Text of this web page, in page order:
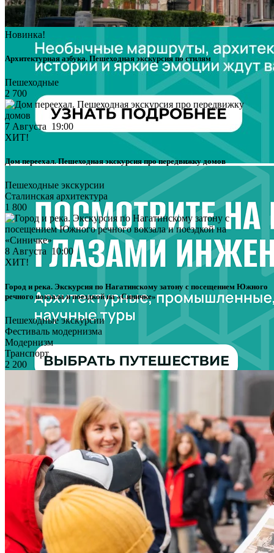
Новинка!
Архитектурная азбука. Пешеходная экскурсия по стилям
Пешеходные
2 700
7 Августа 19:00
ХИТ!
Дом переехал. Пешеходная экскурсия про передвижку домов
Пешеходные экскурсии
Сталинская архитектура
1 800
8 Августа 10:00
ХИТ!
Город и река. Экскурсия по Нагатинскому затону с посещением Южного
речного вокзала и поездкой на «Синичке»
Пешеходные экскурсии
Фестиваль модернизма
Модернизм
Транспорт
2 200